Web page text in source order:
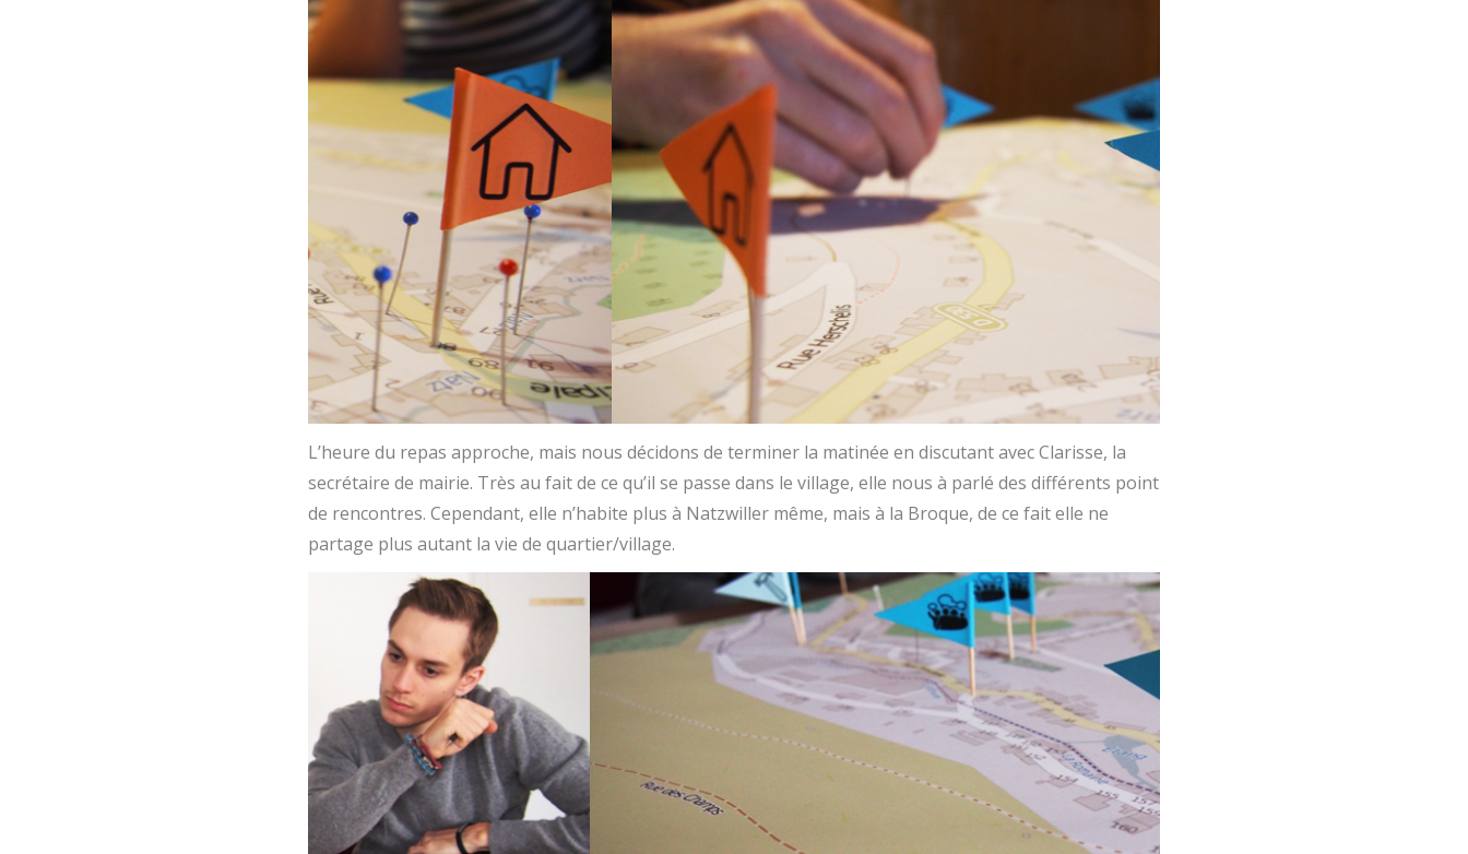
L’heure du repas approche, mais nous décidons de terminer la matinée en discutant avec Clarisse, la
secrétaire de mairie. Très au fait de ce qu’il se passe dans le village, elle nous à parlé des différents point
de rencontres. Cependant, elle n’habite plus à Natzwiller même, mais à la Broque, de ce fait elle ne
partage plus autant la vie de quartier/village.